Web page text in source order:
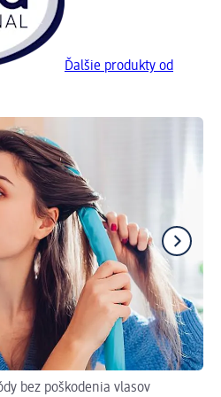
Ďalšie produkty od
bez poškodenia vlasov